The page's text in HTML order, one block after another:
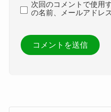
次回のコメントで使用
の名前、メールアドレ